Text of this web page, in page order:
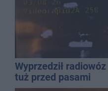
Wyprzedził
tuż przed pasami